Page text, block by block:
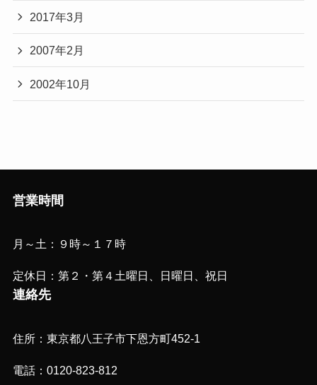
2017年3月
2007年2月
2002年10月
営業時間
月～土：９時～１７時
定休日：第２・第４土曜日、日曜日、祝日
連絡先
住所：東京都八王子市下恩方町452-1
電話：0120-823-812